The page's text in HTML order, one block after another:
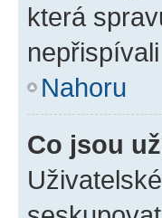
která
nepřispívali
Nahoru
Co jsou